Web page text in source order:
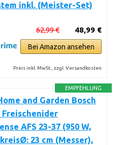
inkl. (Meister-Set)
48,99 €
62,99 €
Bei Amazon ansehen
Preis inkl. MwSt., zzgl. Versandkosten
EMPFEHLUNG
and Garden Bosch
Freischenider
AFS 23-37 (950 W,
23 cm (Messer),